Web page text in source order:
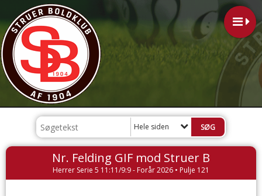
Hele siden
Nr. Felding GIF mod Struer B
Herrer Serie 5 11:11/9:9 - Forår 2026 • Pulje 121